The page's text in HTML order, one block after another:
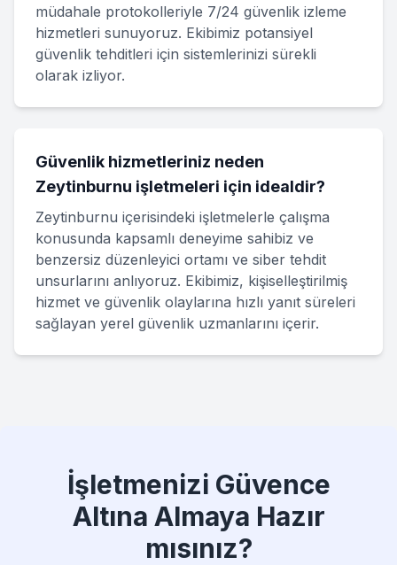
müdahale protokolleriyle 7/24 güvenlik izleme
hizmetleri sunuyoruz. Ekibimiz potansiyel
güvenlik tehditleri için sistemlerinizi sürekli
olarak izliyor.
Güvenlik hizmetleriniz neden
Zeytinburnu işletmeleri için idealdir?
Zeytinburnu içerisindeki işletmelerle çalışma
konusunda kapsamlı deneyime sahibiz ve
benzersiz düzenleyici ortamı ve siber tehdit
unsurlarını anlıyoruz. Ekibimiz, kişiselleştirilmiş
hizmet ve güvenlik olaylarına hızlı yanıt süreleri
sağlayan yerel güvenlik uzmanlarını içerir.
İşletmenizi Güvence
Altına Almaya Hazır
mısınız?